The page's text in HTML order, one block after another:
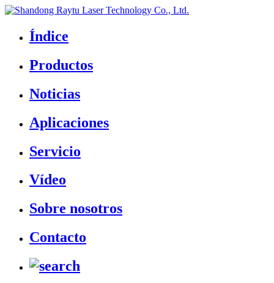
Índice
Productos
Noticias
Aplicaciones
Servicio
Vídeo
Sobre nosotros
Contacto